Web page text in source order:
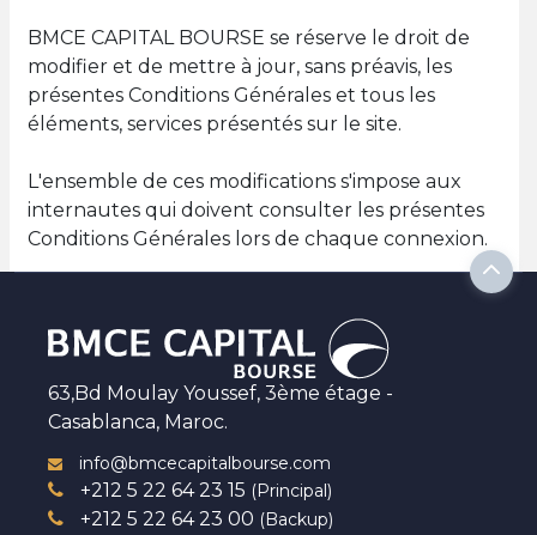
BMCE CAPITAL BOURSE se réserve le droit de
modifier et de mettre à jour, sans préavis, les
présentes Conditions Générales et tous les
éléments, services présentés sur le site.
L'ensemble de ces modifications s'impose aux
internautes qui doivent consulter les présentes
Conditions Générales lors de chaque connexion.
63,Bd Moulay Youssef, 3ème étage -
Casablanca, Maroc.
info@bmcecapitalbourse.com
+212 5 22 64 23 15 (Principal)
+212 5 22 64 23 00 (Backup)